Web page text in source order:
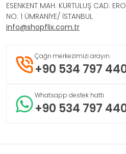
ESENKENT MAH. KURTULUŞ CAD.
NO: 1 ÜMRANİYE/ İSTANBUL
info@shopflix.com.tr
Çağrı merkezimizi arayın.
+90 534 797
Whatsapp destek hattı
+90 534 797